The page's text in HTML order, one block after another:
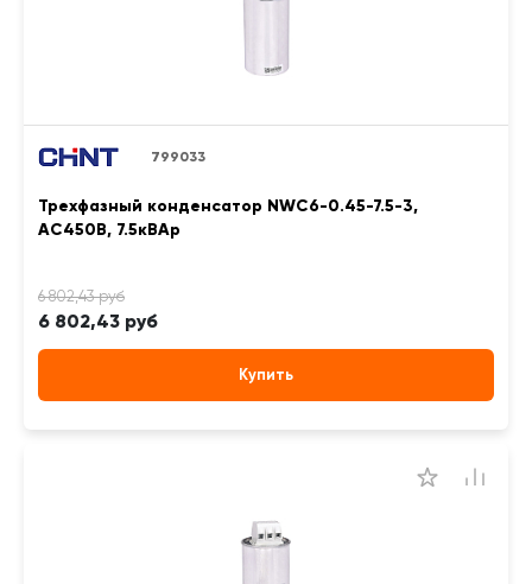
799033
Трехфазный конденсатор NWC6-0.45-7.5-3,
АС450В, 7.5кВАр
6 802,43 руб
Купить